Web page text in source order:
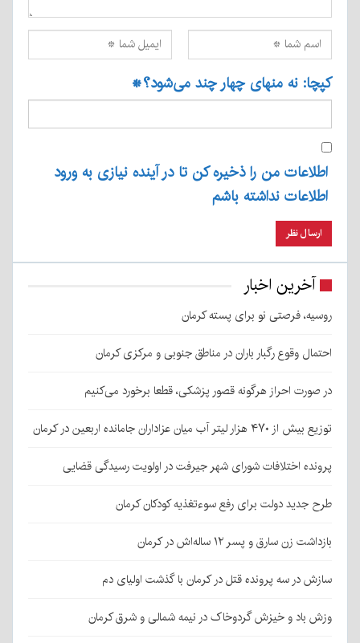
کپچا: نه منهای چهار چند می‌شود؟*
اطلاعات من را ذخیره کن تا در آینده نیازی به ورود
اطلاعات نداشته باشم
آخرین اخبار
روسیه، فرصتی نو برای پسته کرمان
احتمال وقوع رگبار باران در مناطق جنوبی و مرکزی کرمان
در صورت احراز هرگونه قصور پزشکی، قطعا برخورد می‌کنیم
توزیع بیش از ۴۷۰ هزار لیتر آب میان عزاداران جامانده اربعین در کرمان
پرونده اختلافات شورای شهر جیرفت در اولویت رسیدگی قضایی
طرح جدید دولت برای رفع سوءتغذیه کودکان کرمان
بازداشت زن سارق و پسر ۱۲ ساله‌اش در کرمان
سازش در سه پرونده قتل در کرمان با گذشت اولیای دم
وزش باد و خیزش گردوخاک در نیمه شمالی و شرق کرمان